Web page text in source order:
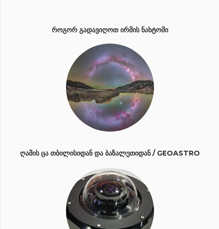
ᲠᲝᲒᲝᲠ ᲒᲐᲓᲐᲕᲘᲦᲝᲗ ᲘᲠᲛᲘᲡ ᲜᲐᲮᲢᲝᲛᲘ
ᲦᲐᲛᲘᲡ ᲪᲐ ᲗᲑᲘᲚᲘᲡᲘᲓᲐᲜ ᲓᲐ ᲑᲐᲖᲐᲚᲔᲗᲘᲓᲐᲜ / GEOASTRO